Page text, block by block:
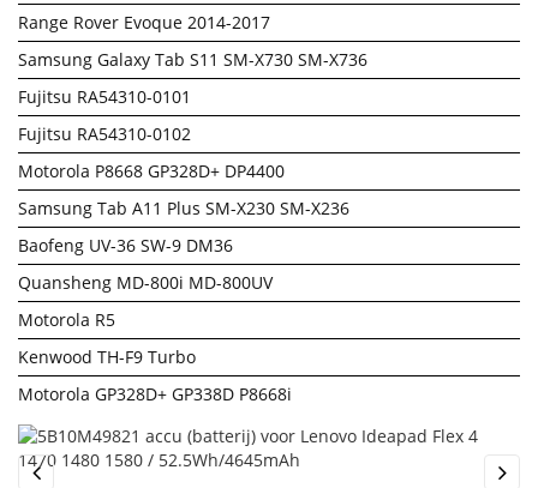
Range Rover Evoque 2014-2017
Samsung Galaxy Tab S11 SM-X730 SM-X736
Fujitsu RA54310-0101
Fujitsu RA54310-0102
Motorola P8668 GP328D+ DP4400
Samsung Tab A11 Plus SM-X230 SM-X236
Baofeng UV-36 SW-9 DM36
Quansheng MD-800i MD-800UV
Motorola R5
Kenwood TH-F9 Turbo
Motorola GP328D+ GP338D P8668i